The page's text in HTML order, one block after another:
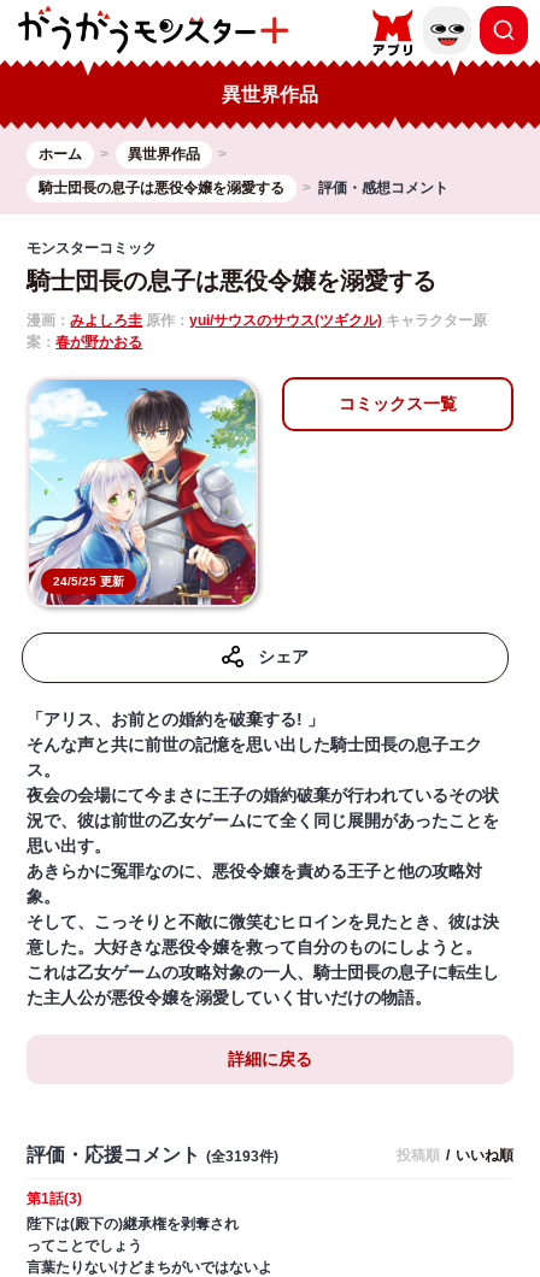
異世界作品
ホーム
異世界作品
騎士団長の息子は悪役令嬢を溺愛する
評価・感想コメント
モンスターコミック
騎士団長の息子は悪役令嬢を溺愛する
漫画：みよしろ圭 原作：yui/サウスのサウス(ツギクル) キャラクター原
案：春が野かおる
24/5/25 更新
コミックス一覧
シェア
「アリス、お前との婚約を破棄する! 」
そんな声と共に前世の記憶を思い出した騎士団長の息子エク
ス。
夜会の会場にて今まさに王子の婚約破棄が行われているその状
況で、彼は前世の乙女ゲームにて全く同じ展開があったことを
思い出す。
あきらかに冤罪なのに、悪役令嬢を責める王子と他の攻略対
象。
そして、こっそりと不敵に微笑むヒロインを見たとき、彼は決
意した。大好きな悪役令嬢を救って自分のものにしようと。
これは乙女ゲームの攻略対象の一人、騎士団長の息子に転生し
た主人公が悪役令嬢を溺愛していく甘いだけの物語。
詳細に戻る
評価・応援コメント (全3193件) 投稿順 / いいね順
第1話(3)
陛下は(殿下の)継承権を剥奪され
ってことでしょう
言葉たりないけどまちがいではないよ